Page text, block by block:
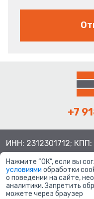
+7
ИНН: 2312301712; КПП:
Краснодар ул.
Нажмите “ОК”, если вы
условиями обработки
о поведении на сайте,
аналитики. Запретить
можете через браузер